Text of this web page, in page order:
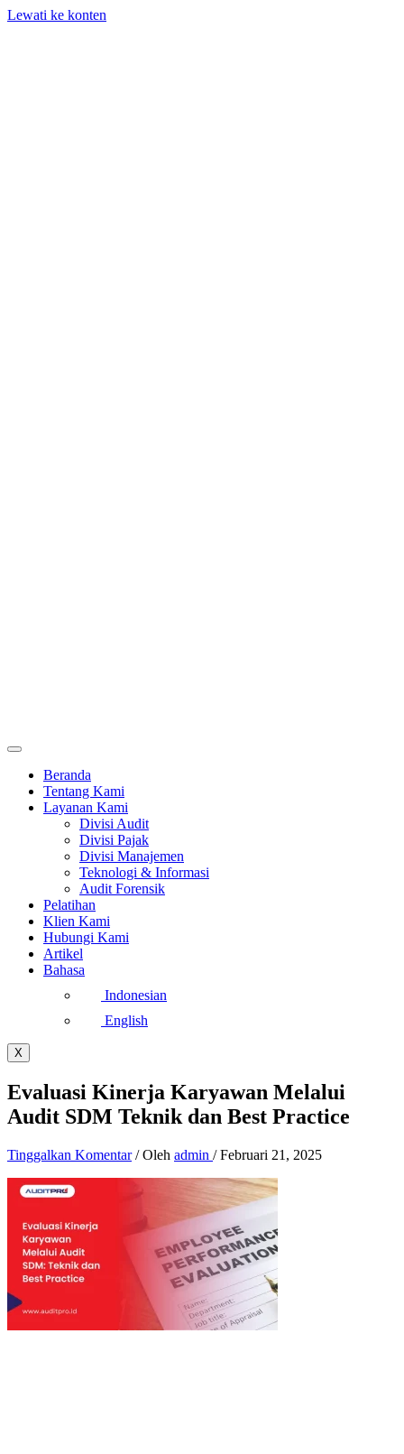
Lewati ke konten
Beranda
Tentang Kami
Layanan Kami
Divisi Audit
Divisi Pajak
Divisi Manajemen
Teknologi & Informasi
Audit Forensik
Pelatihan
Klien Kami
Hubungi Kami
Artikel
Bahasa
Indonesian
English
X
Evaluasi Kinerja Karyawan Melalui
Audit SDM Teknik dan Best Practice
Tinggalkan Komentar / Oleh admin /Februari 21, 2025